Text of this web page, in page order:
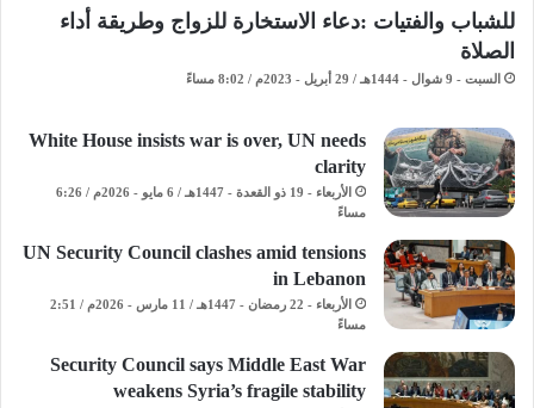
للشباب والفتيات :دعاء الاستخارة للزواج وطريقة أداء
الصلاة
السبت - 9 شوال - 1444هـ / 29 أبريل - 2023م / 8:02 مساءً
White House insists war is over, UN needs
clarity
الأربعاء - 19 ذو القعدة - 1447هـ / 6 مايو - 2026م / 6:26
مساءً
UN Security Council clashes amid tensions
in Lebanon
الأربعاء - 22 رمضان - 1447هـ / 11 مارس - 2026م / 2:51
مساءً
Security Council says Middle East War
weakens Syria’s fragile stability